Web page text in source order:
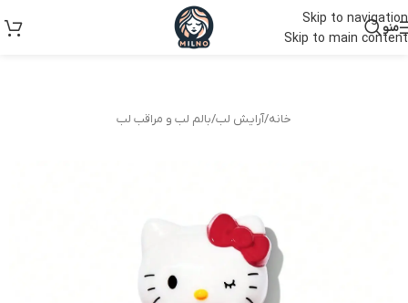
Skip to navigation
Skip to main content
منو
خانه/آرایش لب/بالم لب و مراقب لب